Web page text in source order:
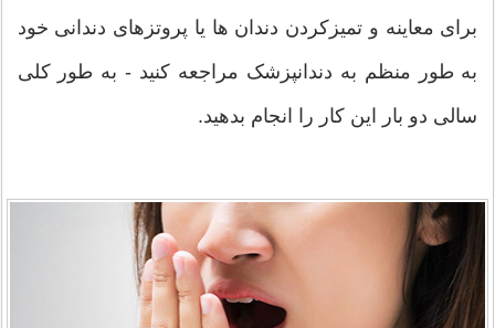
برای معاینه و تمیزکردن دندان ها یا پروتزهای دندانی خود
به طور منظم به دندانپزشک مراجعه کنید - به طور کلی
سالی دو بار این کار را انجام بدهید.